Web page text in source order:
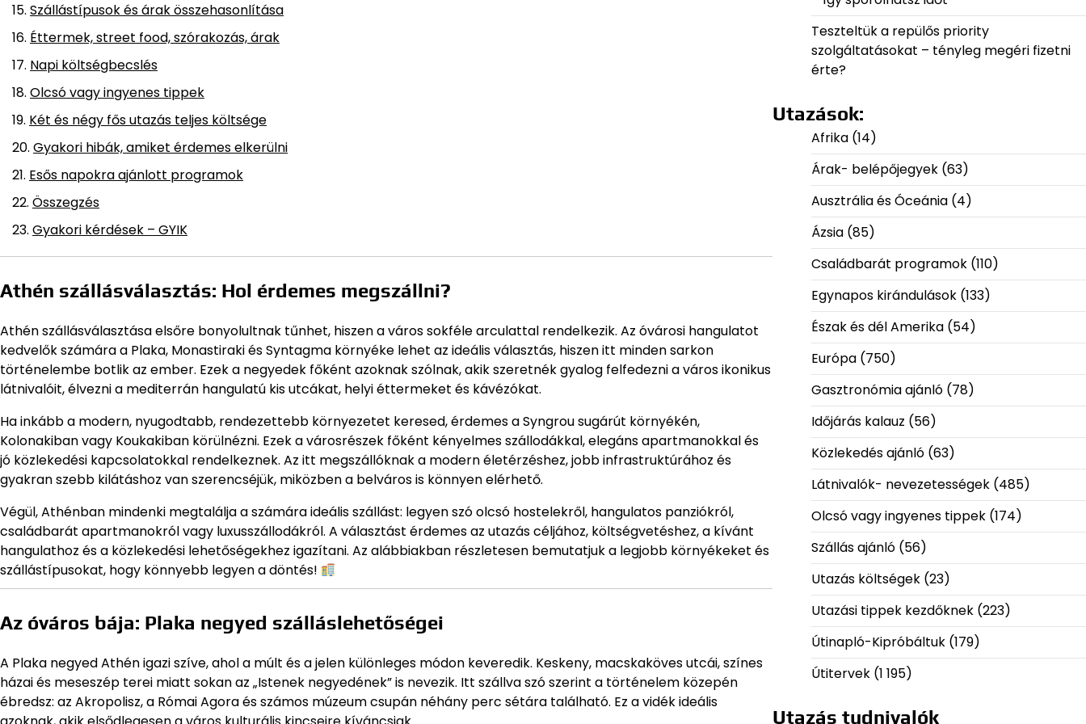
Szállástípusok és árak összehasonlítása
Éttermek, street food, szórakozás, árak
Napi költségbecslés
Olcsó vagy ingyenes tippek
Két és négy fős utazás teljes költsége
Gyakori hibák, amiket érdemes elkerülni
Esős napokra ajánlott programok
Összegzés
Gyakori kérdések – GYIK
Athén szállásválasztás: Hol érdemes megszállni?
Athén szállásválasztása elsőre bonyolultnak tűnhet, hiszen a város sokféle arculattal rendelkezik. Az óvárosi hangulatot
kedvelők számára a Plaka, Monastiraki és Syntagma környéke lehet az ideális választás, hiszen itt minden sarkon
történelembe botlik az ember. Ezek a negyedek főként azoknak szólnak, akik szeretnék gyalog felfedezni a város ikonikus
látnivalóit, élvezni a mediterrán hangulatú kis utcákat, helyi éttermeket és kávézókat.
Ha inkább a modern, nyugodtabb, rendezettebb környezetet keresed, érdemes a Syngrou sugárút környékén,
Kolonakiban vagy Koukakiban körülnézni. Ezek a városrészek főként kényelmes szállodákkal, elegáns apartmanokkal és
jó közlekedési kapcsolatokkal rendelkeznek. Az itt megszállóknak a modern életérzéshez, jobb infrastruktúrához és
gyakran szebb kilátáshoz van szerencséjük, miközben a belváros is könnyen elérhető.
Végül, Athénban mindenki megtalálja a számára ideális szállást: legyen szó olcsó hostelekről, hangulatos panziókról,
családbarát apartmanokról vagy luxusszállodákról. A választást érdemes az utazás céljához, költségvetéshez, a kívánt
hangulathoz és a közlekedési lehetőségekhez igazítani. Az alábbiakban részletesen bemutatjuk a legjobb környékeket és
szállástípusokat, hogy könnyebb legyen a döntés!
Az óváros bája: Plaka negyed szálláslehetőségei
A Plaka negyed Athén igazi szíve, ahol a múlt és a jelen különleges módon keveredik. Keskeny, macskaköves utcái, színes
házai és meseszép terei miatt sokan az „Istenek negyedének” is nevezik. Itt szállva szó szerint a történelem közepén
ébredsz: az Akropolisz, a Római Agora és számos múzeum csupán néhány perc sétára található. Ez a vidék ideális
Teszteltük a repülős priority
szolgáltatásokat – tényleg megéri fizetni
érte?
Utazások:
Afrika(14)
Árak- belépőjegyek(63)
Ausztrália és Óceánia(4)
Ázsia(85)
Családbarát programok(110)
Egynapos kirándulások(133)
Észak és dél Amerika(54)
Európa(750)
Gasztronómia ajánló(78)
Időjárás kalauz (56)
Közlekedés ajánló(63)
Látnivalók- nevezetességek(485)
Olcsó vagy ingyenes tippek(174)
Szállás ajánló(56)
Utazás költségek(23)
Utazási tippek kezdőknek(223)
Útinapló-Kipróbáltuk(179)
Útitervek(1 195)
Utazás tudnivalók